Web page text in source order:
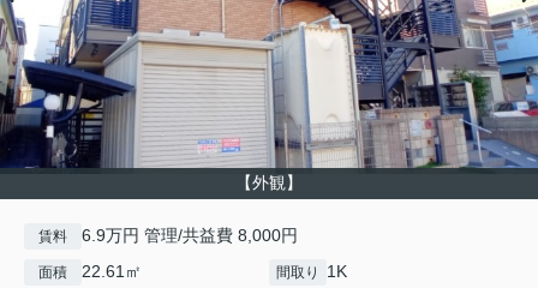
【外観】
賃料 6.9万円 管理/共益費 8,000円
面積 22.61㎡ 間取り 1K